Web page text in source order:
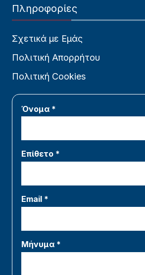
Πληροφορίες
Σχετικά με Εμάς
Πολιτική Απορρήτου
Πολιτική Cookies
Όνομα *
Επίθετο *
Email *
Μήνυμα *